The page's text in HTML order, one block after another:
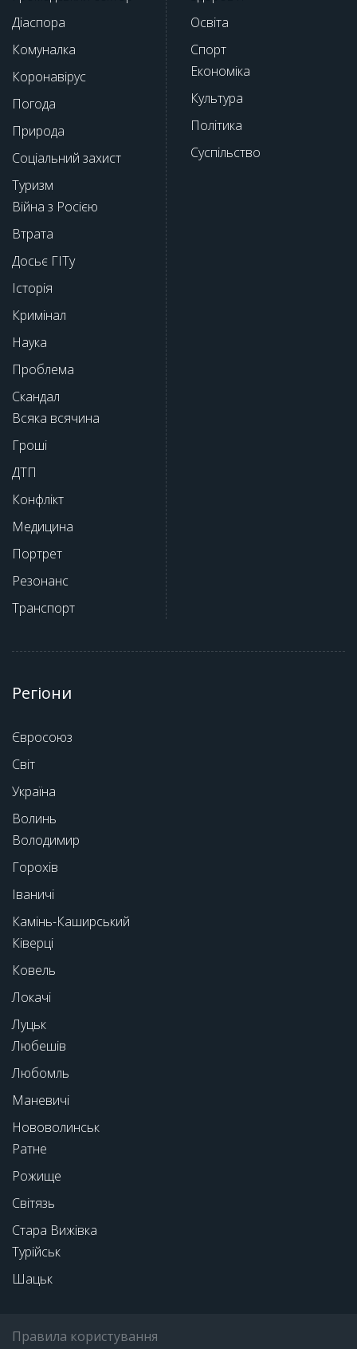
Діаспора
Комуналка
Коронавірус
Погода
Природа
Соціальний захист
Туризм
Війна з Росією
Втрата
Досьє ГІТу
Історія
Кримінал
Наука
Проблема
Скандал
Всяка всячина
Гроші
ДТП
Конфлікт
Медицина
Портрет
Резонанс
Транспорт
Освіта
Спорт
Економіка
Культура
Політика
Суспільство
Регіони
Євросоюз
Світ
Україна
Волинь
Володимир
Горохів
Іваничі
Камінь-Каширський
Ківерці
Ковель
Локачі
Луцьк
Любешів
Любомль
Маневичі
Нововолинськ
Ратне
Рожище
Світязь
Стара Вижівка
Турійськ
Шацьк
Правила користування